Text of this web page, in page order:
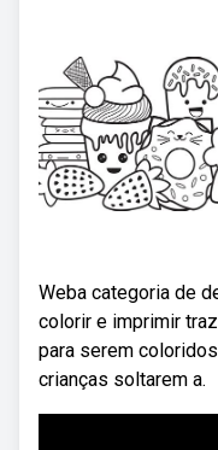
Weba categoria de
colorir e imprimir
para serem
crianças soltarem a.